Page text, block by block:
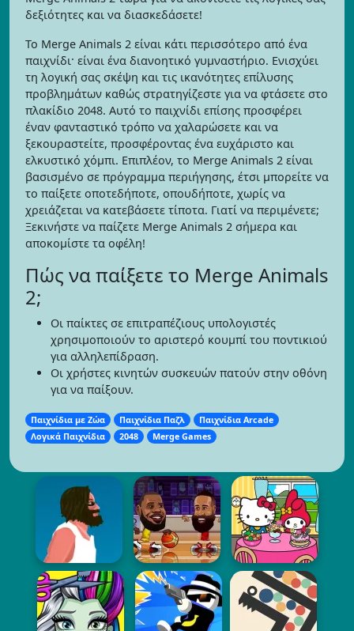
δεξιότητες και να διασκεδάσετε!
Το Merge Animals 2 είναι κάτι περισσότερο από ένα
παιχνίδι· είναι ένα διανοητικό γυμναστήριο. Ενισχύει
τη λογική σας σκέψη και τις ικανότητες επίλυσης
προβλημάτων καθώς στρατηγίζεστε για να φτάσετε στο
πλακίδιο 2048. Αυτό το παιχνίδι επίσης προσφέρει
έναν φανταστικό τρόπο να χαλαρώσετε και να
ξεκουραστείτε, προσφέροντας ένα ευχάριστο και
ελκυστικό χόμπι. Επιπλέον, το Merge Animals 2 είναι
βασισμένο σε πρόγραμμα περιήγησης, έτσι μπορείτε να
το παίξετε οποτεδήποτε, οπουδήποτε, χωρίς να
χρειάζεται να κατεβάσετε τίποτα. Γιατί να περιμένετε;
Ξεκινήστε να παίζετε Merge Animals 2 σήμερα και
αποκομίστε τα οφέλη!
Πώς να παίξετε το Merge Animals
2;
Οι παίκτες σε επιτραπέζιους υπολογιστές
χρησιμοποιούν το αριστερό κουμπί του ποντικιού
για αλληλεπίδραση.
Οι χρήστες κινητών συσκευών πατούν στην οθόνη
για να παίξουν.
Παιχνίδια με Ζώα Παιχνίδια Παζλ
Παιχνίδια Arcade
Λογικά Παιχνίδια
2048 Merge Games